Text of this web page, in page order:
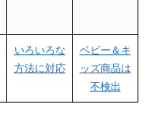
いろいろな
方法に対応
ベビー＆キ
ッズ商品は
不検出